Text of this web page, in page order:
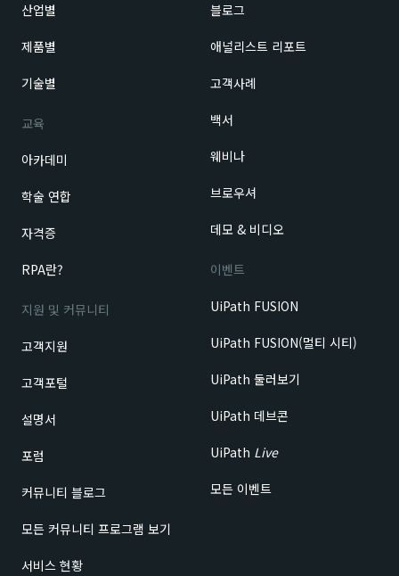
산업별
제품별
기술별
교육
아카데미
학술 연합
자격증
RPA란?
지원 및 커뮤니티
고객지원
고객포털
설명서
포럼
커뮤니티 블로그
모든 커뮤니티 프로그램 보기
서비스 현황
블로그
애널리스트 리포트
고객사례
백서
웨비나
브로우셔
데모 & 비디오
이벤트
UiPath FUSION
UiPath FUSION(멀티 시티)
UiPath 둘러보기
UiPath 데브콘
UiPath Live
모든 이벤트